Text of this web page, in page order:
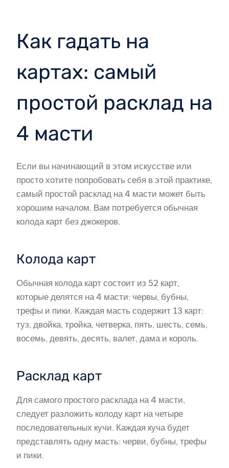
Как гадать на
картах: самый
простой расклад на
4 масти
Если вы начинающий в этом искусстве или
просто хотите попробовать себя в этой практике,
самый простой расклад на 4 масти может быть
хорошим началом. Вам потребуется обычная
колода карт без джокеров.
Колода карт
Обычная колода карт состоит из 52 карт,
которые делятся на 4 масти: червы, бубны,
трефы и пики. Каждая масть содержит 13 карт:
туз, двойка, тройка, четверка, пять, шесть, семь,
восемь, девять, десять, валет, дама и король.
Расклад карт
Для самого простого расклада на 4 масти,
следует разложить колоду карт на четыре
последовательных кучи. Каждая куча будет
представлять одну масть: черви, бубны, трефы
и пики.